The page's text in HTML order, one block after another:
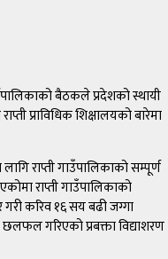
बैठकले प्रदेशको स्थायी
प्राविधिक शिक्षालयको बारेमा
राप्ती गाउँपालिकाको सम्पूर्ण
राप्ती गाउँपालिकाको
गरी करिव १६ सय बढी जग्गा
गरिएको प्रबक्ता विद्याशरण